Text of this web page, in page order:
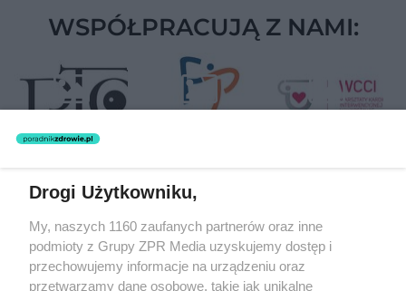
WSPÓŁPRACUJĄ Z NAMI:
Żaden utwór zamieszczony w serwisie nie może być powielany i
rozpowszechniany lub dalej rozpowszechniany w jakikolwiek sposób
(w tym także elektroniczny lub mechaniczny) na jakimkolwiek polu
eksploatacji w jakiejkolwiek formie, włącznie z umieszczaniem w
Internecie bez pisemnej zgody właściciela praw. Jakiekolwiek użycie
Drogi Użytkowniku,
My, naszych 1160 zaufanych partnerów oraz inne
podmioty z Grupy ZPR Media uzyskujemy dostęp i
przechowujemy informacje na urządzeniu oraz
przetwarzamy dane osobowe, takie jak unikalne